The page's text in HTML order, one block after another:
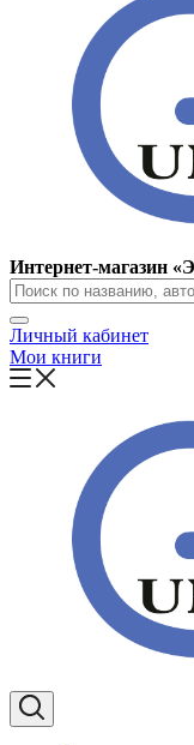
Интернет-магазин
Личный кабинет
Мои книги